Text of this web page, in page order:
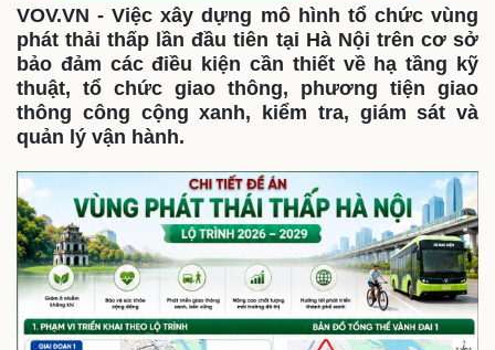
Thế giới
Quan sát
Cuộc sống đó đây
Hồ sơ
Multimedia
Video
Ảnh
E-Magazine
Infographic
Kinh tế
Bất động sản
Khởi nghiệp
Thị trường
Giá vàng
Tiêu dùng
Tỷ giá
Chứng khoán
Giá cà phê
VOV.VN - Việc xây dựng mô hình tổ chức vùng
phát thải thấp lần đầu tiên tại Hà Nội trên cơ sở
bảo đảm các điều kiện cần thiết về hạ tầng kỹ
thuật, tổ chức giao thông, phương tiện giao
thông công cộng xanh, kiểm tra, giám sát và
quản lý vận hành.